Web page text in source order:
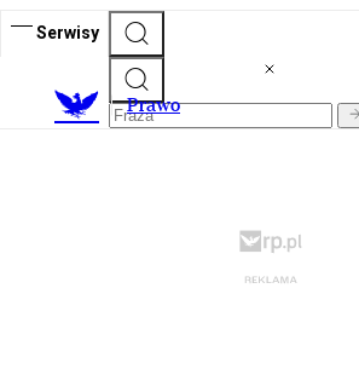
Serwisy
Prawo